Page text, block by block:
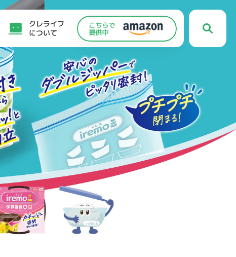
クレライフ
について